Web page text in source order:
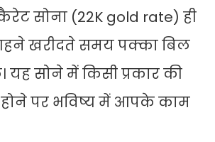
सोना (22K gold rate) ही
खरीदते समय पक्का बिल
यह सोने में किसी प्रकार की
पर भविष्य में आपके काम